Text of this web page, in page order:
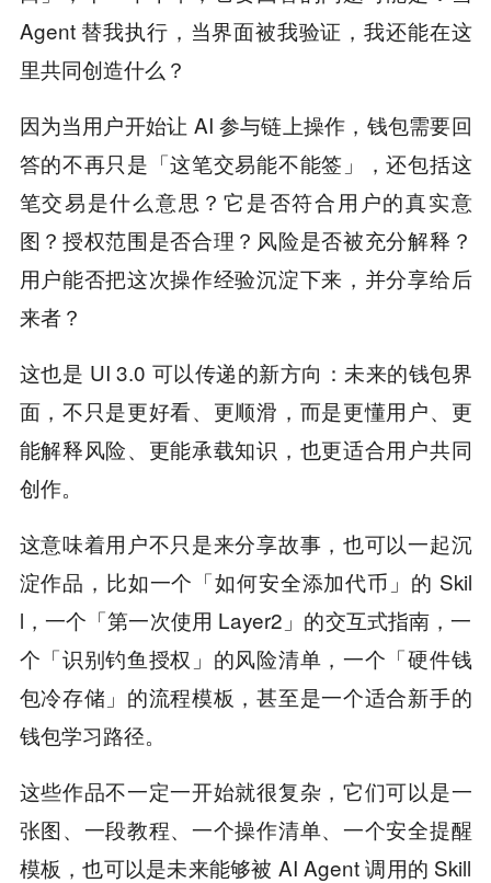
Agent 替我执行，当界面被我验证，我还能在这
里共同创造什么？
因为当用户开始让 AI 参与链上操作，钱包需要回
答的不再只是「这笔交易能不能签」，还包括这
笔交易是什么意思？它是否符合用户的真实意
图？授权范围是否合理？风险是否被充分解释？
用户能否把这次操作经验沉淀下来，并分享给后
来者？
这也是 UI 3.0 可以传递的新方向：未来的钱包界
面，不只是更好看、更顺滑，而是更懂用户、更
能解释风险、更能承载知识，也更适合用户共同
创作。
这意味着用户不只是来分享故事，也可以一起沉
淀作品，比如一个「如何安全添加代币」的 Skil
l，一个「第一次使用 Layer2」的交互式指南，一
个「识别钓鱼授权」的风险清单，一个「硬件钱
包冷存储」的流程模板，甚至是一个适合新手的
钱包学习路径。
这些作品不一定一开始就很复杂，它们可以是一
张图、一段教程、一个操作清单、一个安全提醒
模板，也可以是未来能够被 AI Agent 调用的 Skill